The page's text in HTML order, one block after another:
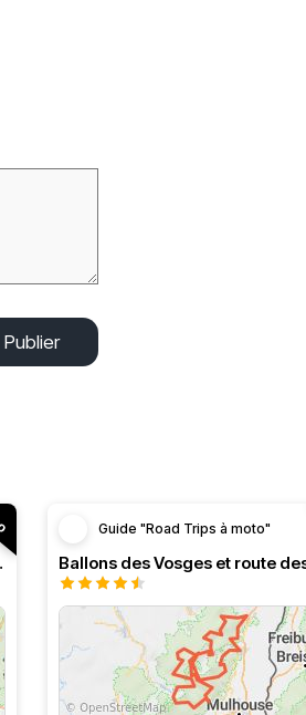
Publier
Guide "Road Trips à moto"